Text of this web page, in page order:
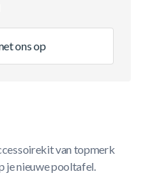
ons op
van topmerk
je nieuwe pooltafel.